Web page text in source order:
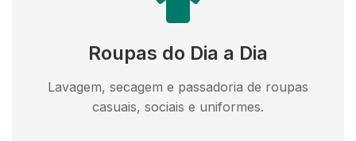
Roupas do Dia a Dia
Lavagem, secagem e passadoria de roupas
casuais, sociais e uniformes.